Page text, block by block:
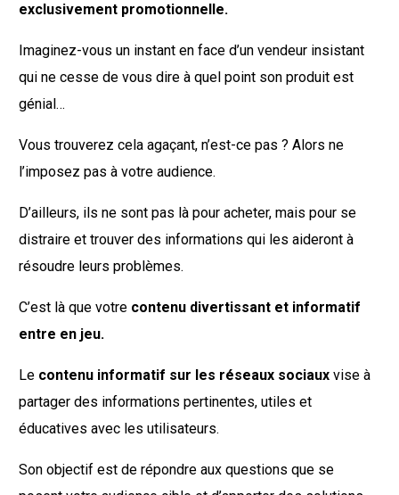
exclusivement promotionnelle.
Imaginez-vous un instant en face d’un vendeur insistant
qui ne cesse de vous dire à quel point son produit est
génial…
Vous trouverez cela agaçant, n’est-ce pas ? Alors ne
l’imposez pas à votre audience.
D’ailleurs, ils ne sont pas là pour acheter, mais pour se
distraire et trouver des informations qui les aideront à
résoudre leurs problèmes.
C’est là que votre contenu divertissant et informatif
entre en jeu.
Le contenu informatif sur les réseaux sociauxvise à
partager des informations pertinentes, utiles et
éducatives avec les utilisateurs.
Son objectif est de répondre aux questions que se